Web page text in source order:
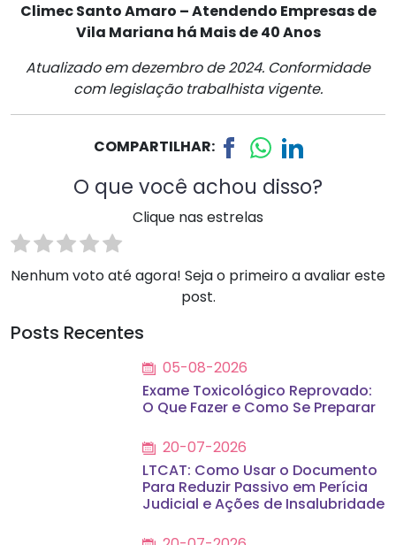
Climec Santo Amaro – Atendendo Empresas de
Vila Mariana há Mais de 40 Anos
Atualizado em dezembro de 2024. Conformidade
com legislação trabalhista vigente.
COMPARTILHAR:
O que você achou disso?
Clique nas estrelas
Nenhum voto até agora! Seja o primeiro a avaliar este
post.
Posts Recentes
05-08-2026
Exame Toxicológico Reprovado:
O Que Fazer e Como Se Preparar
20-07-2026
LTCAT: Como Usar o Documento
Para Reduzir Passivo em Perícia
Judicial e Ações de Insalubridade